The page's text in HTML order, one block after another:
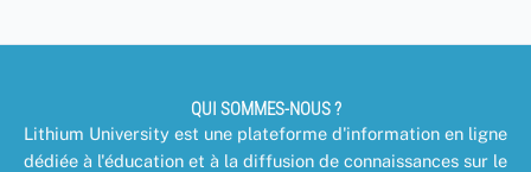
QUI SOMMES-NOUS ?
Lithium University est une plateforme d'information en ligne
dédiée à l'éducation et à la diffusion de connaissances sur le